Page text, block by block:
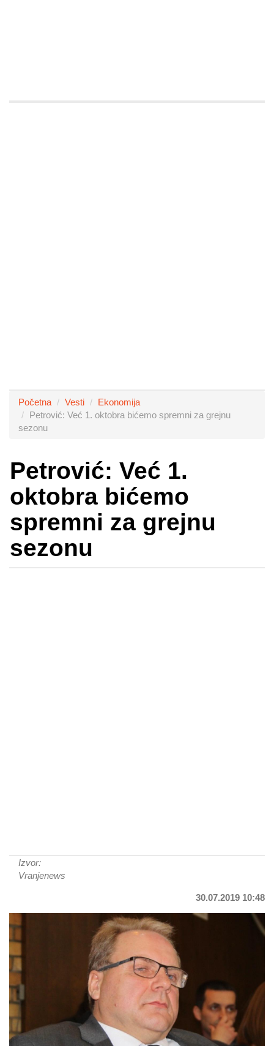
Početna Vesti
Ekonomija
Petrović: Već 1. oktobra bićemo spremni za grejnu
sezonu
Petrović: Već 1.
oktobra bićemo
spremni za grejnu
sezonu
Izvor:
Vranjenews
30.07.2019 10:48